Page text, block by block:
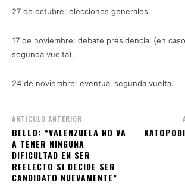
27 de octubre: elecciones generales.
17 de noviembre: debate presidencial (en
segunda vuelta).
24 de noviembre: eventual segunda vuelta.
ARTÍCULO ANTERIOR
BELLO: “VALENZUELA NO VA
A TENER NINGUNA
DIFICULTAD EN SER
REELECTO SI DECIDE SER
CANDIDATO NUEVAMENTE”